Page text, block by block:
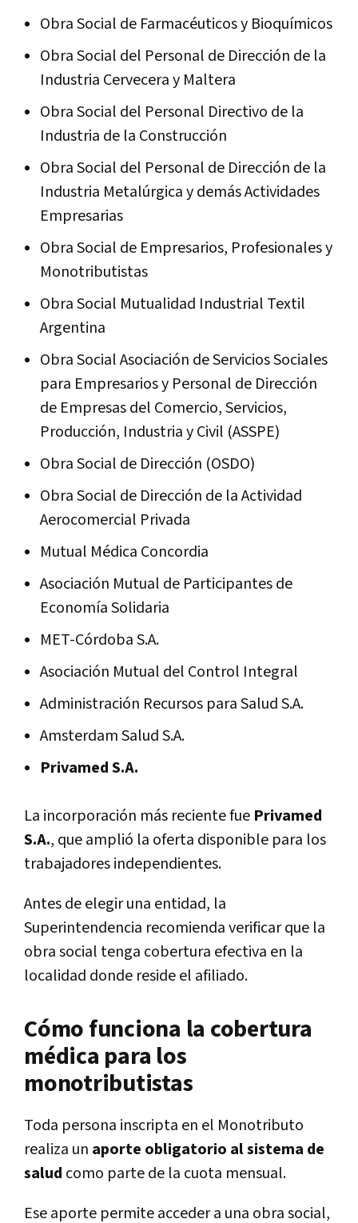
Obra Social de Farmacéuticos y Bioquímicos
Obra Social del Personal de Dirección de la
Industria Cervecera y Maltera
Obra Social del Personal Directivo de la
Industria de la Construcción
Obra Social del Personal de Dirección de la
Industria Metalúrgica y demás Actividades
Empresarias
Obra Social de Empresarios, Profesionales y
Monotributistas
Obra Social Mutualidad Industrial Textil
Argentina
Obra Social Asociación de Servicios Sociales
para Empresarios y Personal de Dirección
de Empresas del Comercio, Servicios,
Producción, Industria y Civil (ASSPE)
Obra Social de Dirección (OSDO)
Obra Social de Dirección de la Actividad
Aerocomercial Privada
Mutual Médica Concordia
Asociación Mutual de Participantes de
Economía Solidaria
MET-Córdoba S.A.
Asociación Mutual del Control Integral
Administración Recursos para Salud S.A.
Amsterdam Salud S.A.
Privamed S.A.
La incorporación más reciente fue Privamed
S.A., que amplió la oferta disponible para los
trabajadores independientes.
Antes de elegir una entidad, la
Superintendencia recomienda verificar que la
obra social tenga cobertura efectiva en la
localidad donde reside el afiliado.
Cómo funciona la cobertura
médica para los
monotributistas
Toda persona inscripta en el Monotributo
realiza un aporte obligatorio al sistema de
salud como parte de la cuota mensual.
Ese aporte permite acceder a una obra social,